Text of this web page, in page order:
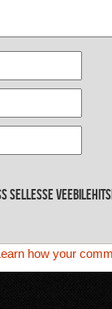
sellesse
how your